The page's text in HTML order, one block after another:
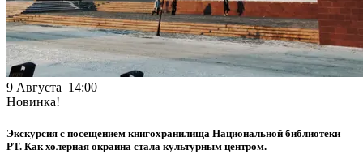
9 Августа 14:00
Новинка!
Экскурсия с посещением книгохранилища Национальной библиотеки
РТ. Как холерная окраина стала культурным центром.